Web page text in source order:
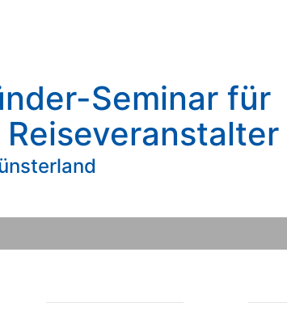
Seminar für